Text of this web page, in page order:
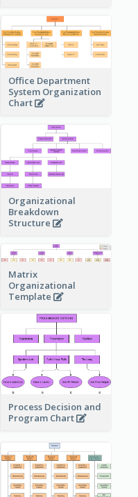
Office Department
System Organization
Chart
Organizational
Breakdown
Structure
Matrix
Organizational
Template
Process Decision and
Program Chart